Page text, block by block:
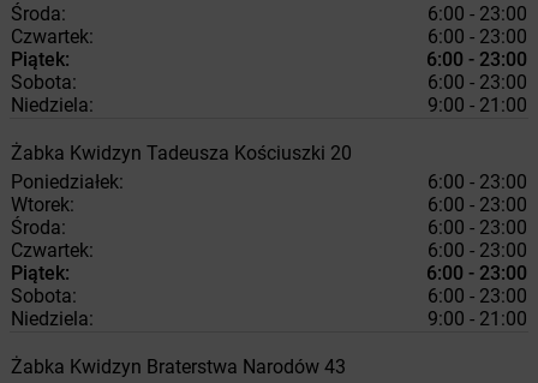
Środa:
6:00 - 23:00
Czwartek:
6:00 - 23:00
Piątek:
6:00 - 23:00
Sobota:
6:00 - 23:00
Niedziela:
9:00 - 21:00
Żabka Kwidzyn Tadeusza Kościuszki 20
Poniedziałek:
6:00 - 23:00
Wtorek:
6:00 - 23:00
Środa:
6:00 - 23:00
Czwartek:
6:00 - 23:00
Piątek:
6:00 - 23:00
Sobota:
6:00 - 23:00
Niedziela:
9:00 - 21:00
Żabka Kwidzyn Braterstwa Narodów 43